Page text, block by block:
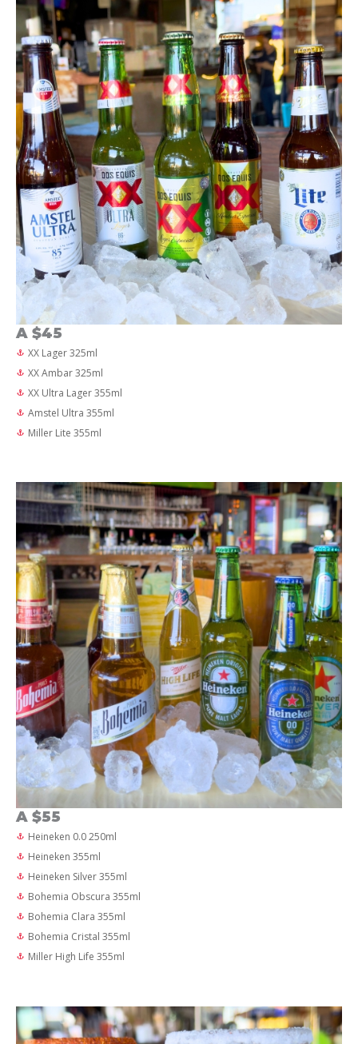
A $45
XX Lager 325ml
XX Ambar 325ml
XX Ultra Lager 355ml
Amstel Ultra 355ml
Miller Lite 355ml
A $55
Heineken 0.0 250ml
Heineken 355ml
Heineken Silver 355ml
Bohemia Obscura 355ml
Bohemia Clara 355ml
Bohemia Cristal 355ml
Miller High Life 355ml